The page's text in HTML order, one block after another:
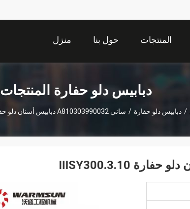
منزل حول بنا المنتجات
دبابيس دلو حفارة المنتجات
/ دبابيس دلو حفارة / ساني A810303990032 دبابيس أسنان دلو حفارة ⅢSY300.3.10